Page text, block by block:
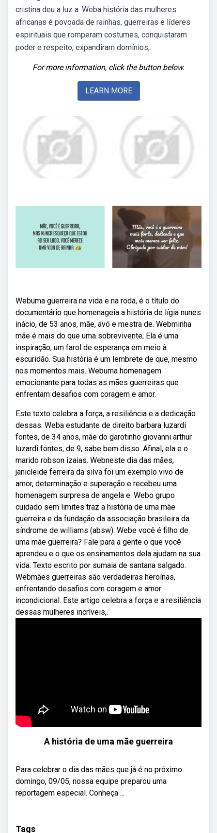
cristina deu a luz a. Weba história das mulheres
africanas é povoada de rainhas, guerreiras e líderes
espirituais que romperam costumes, conquistaram
poder e respeito, expandiram domínios,.
For more information, click the button below.
LEARN MORE
Webuma guerreira na vida e na roda, é o título do
documentário que homenageia a história de lígia nunes
inácio, de 53 anos, mãe, avó e mestra de. Webminha
mãe é mais do que uma sobrevivente; Ela é uma
inspiração, um farol de esperança em meio à
escuridão. Sua história é um lembrete de que, mesmo
nos momentos mais. Webuma homenagem
emocionante para todas as mães guerreiras que
enfrentam desafios com coragem e amor.
Este texto celebra a força, a resiliência e a dedicação
dessas. Weba estudante de direito barbara luzardi
fontes, de 34 anos, mãe do garotinho giovanni arthur
luzardi fontes, de 9, sabe bem disso. Afinal, ela e o
marido robson izaias. Webneste dia das mães,
janicleide ferreira da silva foi um exemplo vivo de
amor, determinação e superação e recebeu uma
homenagem surpresa de angela e. Webo grupo
cuidado sem limites traz a história de uma mãe
guerreira e da fundação da associação brasileira da
síndrome de williams (absw). Webe você é filho de
uma mãe guerreira? Fale para a gente o que você
aprendeu e o que os ensinamentos dela ajudam na sua
vida. Texto escrito por sumaia de santana salgado.
Webmães guerreiras são verdadeiras heroínas,
enfrentando desafios com coragem e amor
incondicional. Este artigo celebra a força e a resiliência
dessas mulheres incríveis,.
A história de uma mãe guerreira
Para celebrar o dia das mães que já é no próximo
domingo, 09/05, nossa equipe preparou uma
reportagem especial. Conheça ...
Tags